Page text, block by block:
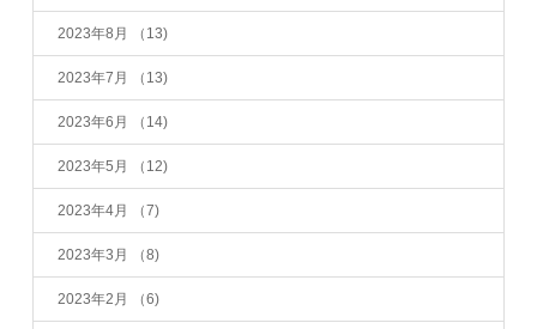
2023年8月 （13)
2023年7月 （13)
2023年6月 （14)
2023年5月 （12)
2023年4月 （7)
2023年3月 （8)
2023年2月 （6)